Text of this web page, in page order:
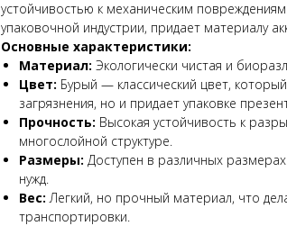
устойчивостью к механическим
упаковочной индустрии, придает материалу
Основные характеристики:
Материал: Экологически чистая и
Цвет: Бурый — классический цвет,
загрязнения, но и придает упаковке
Прочность: Высокая устойчивость к
многослойной структуре.
Размеры: Доступен в различных
нужд.
Вес: Легкий, но прочный материал, что
транспортировки.